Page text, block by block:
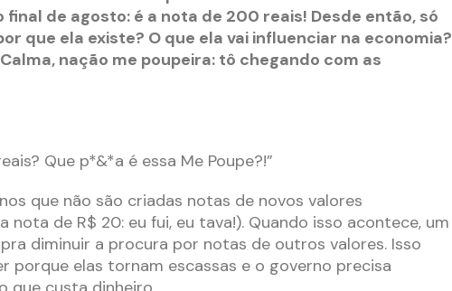
final de agosto: é a nota de 200 reais! Desde então, só
que ela existe? O que ela vai influenciar na economia?
nação me poupeira: tô chegando com as
Que p*&*a é essa Me Poupe?!”
que não são criadas notas de novos valores
nota de R$ 20: eu fui, eu tava!). Quando isso acontece, um
diminuir a procura por notas de outros valores. Isso
porque elas tornam escassas e o governo precisa